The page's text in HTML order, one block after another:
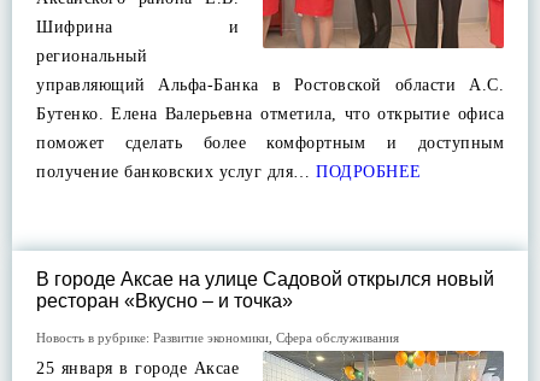
Шифрина и
региональный
управляющий Альфа-Банка в Ростовской области А.С.
Бутенко. Елена Валерьевна отметила, что открытие офиса
поможет сделать более комфортным и доступным
получение банковских услуг для… ПОДРОБНЕЕ
В городе Аксае на улице Садовой открылся новый
ресторан «Вкусно – и точка»
Новость в рубрике: Развитие экономики Сфера обслуживания
25 января в городе Аксае